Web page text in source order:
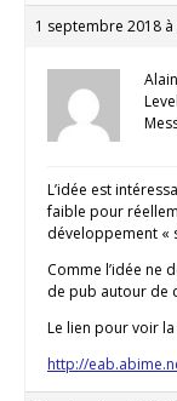
1 septembre 2018 à
L’idée est
faible pour
développement «
Comme l’idée ne
de pub autour de
Le lien pour voir
http://